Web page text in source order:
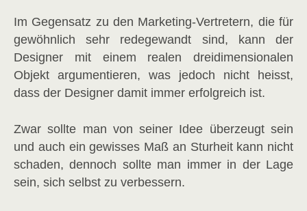
Im Gegensatz zu den Marketing-Vertretern, die für
gewöhnlich sehr redegewandt sind, kann der
Designer mit einem realen dreidimensionalen
Objekt argumentieren, was jedoch nicht heisst,
dass der Designer damit immer erfolgreich ist.
Zwar sollte man von seiner Idee überzeugt sein
und auch ein gewisses Maß an Sturheit kann nicht
schaden, dennoch sollte man immer in der Lage
sein, sich selbst zu verbessern.